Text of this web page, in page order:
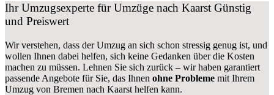
Ihr Umzugsexperte für Umzüge nach Kaarst Günstig
und Preiswert
Wir verstehen, dass der Umzug an sich schon stressig genug ist, und
wollen Ihnen dabei helfen, sich keine Gedanken über die Kosten
machen zu müssen. Lehnen Sie sich zurück – wir haben garantiert
passende Angebote für Sie, das Ihnen ohne Probleme mit Ihrem
Umzug von Bremen nach Kaarst helfen kann.